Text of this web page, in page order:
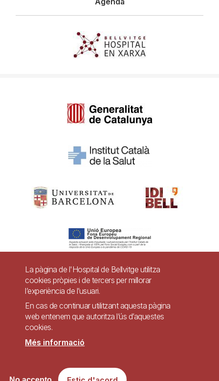
Pie
página
Contacte
Accessibilitat Avís legal Ajuda
Lloc web accessible de conformitat amb el Reial Decret 1112/2018, de 7 de
setembre, sobre accessibilitat dels llocs web i aplicacions per a dispositius
La pàgina de l'Hospital de Bellvitge utilitza
cookies pròpies i de tercers per millorar
l’experiència de l’usuari.
En cas de continuar utilitzant aquesta pàgina
web entenem que autoritza l’ús d’aquestes
cookies.
Més informació